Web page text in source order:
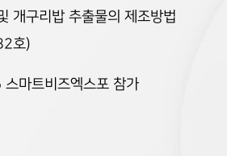
개구리밥 추출물의 제조방법
호)
마트비즈엑스포 참가